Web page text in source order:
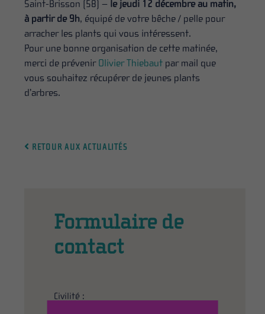
Saint-Brisson (58) – le jeudi 12 décembre au matin,
à partir de 9h, équipé de votre bêche / pelle pour
arracher les plants qui vous intéressent.
Pour une bonne organisation de cette matinée,
merci de prévenir Olivier Thiebaut par mail que
vous souhaitez récupérer de jeunes plants
d’arbres.
RETOUR AUX ACTUALITÉS
Formulaire de
contact
Civilité :